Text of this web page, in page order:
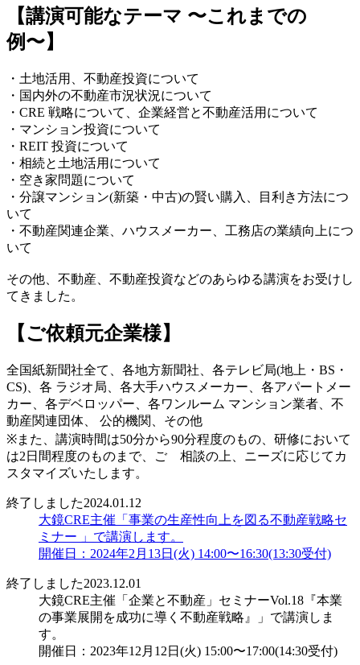
【講演可能なテーマ 〜これまでの
例〜】
・土地活用、不動産投資について
・国内外の不動産市況状況について
・CRE 戦略について、企業経営と不動産活用について
・マンション投資について
・REIT 投資について
・相続と土地活用について
・空き家問題について
・分譲マンション(新築・中古)の賢い購入、目利き方法につ
いて
・不動産関連企業、ハウスメーカー、工務店の業績向上につ
いて
その他、不動産、不動産投資などのあらゆる講演をお受けし
てきました。
【ご依頼元企業様】
全国紙新聞社全て、各地方新聞社、各テレビ局(地上・BS・
CS)、各 ラジオ局、各大手ハウスメーカー、各アパートメー
カー、各デベロッパー、各ワンルーム マンション業者、不
動産関連団体、 公的機関、その他
※また、講演時間は50分から90分程度のもの、研修において
は2日間程度のものまで、ご゙相談の上、ニーズに応じてカ
スタマイズいたします。
終了しました2024.01.12
大鏡CRE主催「事業の生産性向上を図る不動産戦略セ
ミナー 」で講演します。
開催日：2024年2月13日(火) 14:00〜16:30(13:30受付)
終了しました2023.12.01
大鏡CRE主催「企業と不動産」セミナーVol.18『本業
の事業展開を成功に導く不動産戦略』」で講演しま
す。
開催日：2023年12月12日(火) 15:00〜17:00(14:30受付)